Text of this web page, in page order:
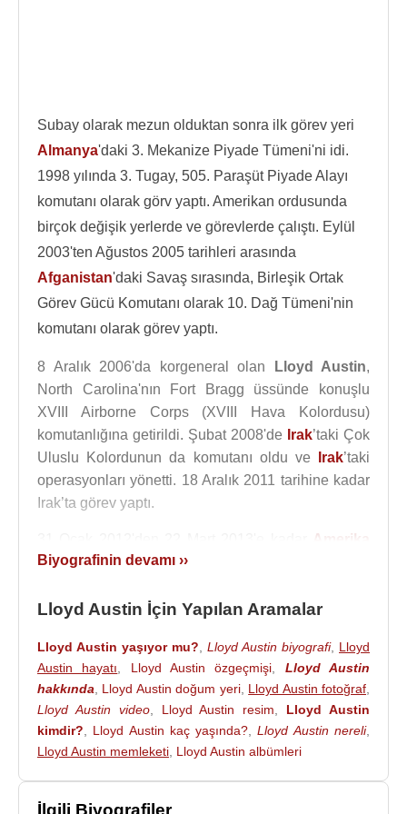
Subay olarak mezun olduktan sonra ilk görev yeri
Almanya'daki 3. Mekanize Piyade Tümeni'ni idi.
1998 yılında 3. Tugay, 505. Paraşüt Piyade Alayı
komutanı olarak görv yaptı. Amerikan ordusunda
birçok değişik yerlerde ve görevlerde çalıştı. Eylül
2003'ten Ağustos 2005 tarihleri arasında
Afganistan'daki Savaş sırasında, Birleşik Ortak
Görev Gücü Komutanı olarak 10. Dağ Tümeni'nin
komutanı olarak görev yaptı.
8 Aralık 2006'da korgeneral olan Lloyd Austin,
North Carolina'nın Fort Bragg üssünde konuşlu
XVIII Airborne Corps (XVIII Hava Kolordusu)
komutanlığına getirildi. Şubat 2008'de
Irak’taki Çok
Uluslu Kolordunun da komutanı oldu ve
Irak’taki
operasyonları yönetti. 18 Aralık 2011 tarihine kadar
Irak’ta görev yaptı.
Amerika
Birleşik DevletleriOrdusu'nun 33. genelkurmay
Lloyd Austin, 2012'nin sonlarında Başkan
Obamatarafından aday gösterildikten sonra 22
Mart 2013'te
Amerika Birleşik DevletleriMerkez
Komutanlığı'nın (CENTCOM) 12. komutanı oldu.
Haziran 2014'teIŞİD'in Musul'un kontrolünü ele
geçirmesinin ardındanIrakveSuriye
Biyografinin devamı ››
Lloyd Austin İçin Yapılan Aramalar
Lloyd Austin yaşıyor mu? Lloyd Austin biyografi, Lloyd
Austin hayatı
Lloyd Austin özgeçmişi
Lloyd Austin
hakkında
Lloyd Austin doğum yeri, Lloyd Austin fotoğraf
Lloyd Austin video, Lloyd Austin resim
Lloyd Austin
kimdir?
Lloyd Austin kaç yaşında? ,Lloyd Austin nereli,
Lloyd Austin memleketi Lloyd Austin albümleri
İlgili Biyografiler